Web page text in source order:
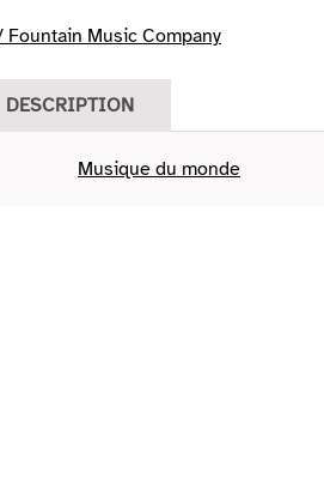
Fountain Music Company
DESCRIPTION
Musique du monde